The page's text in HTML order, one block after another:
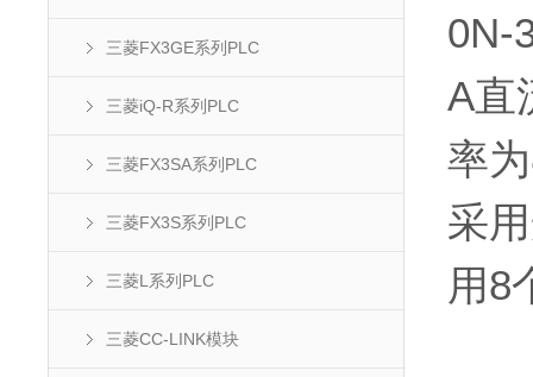
三菱FX3GE系列PLC
三菱iQ-R系列PLC
三菱FX3SA系列PLC
三菱FX3S系列PLC
三菱L系列PLC
三菱CC-LINK模块
0N-
A直
率
采
用8